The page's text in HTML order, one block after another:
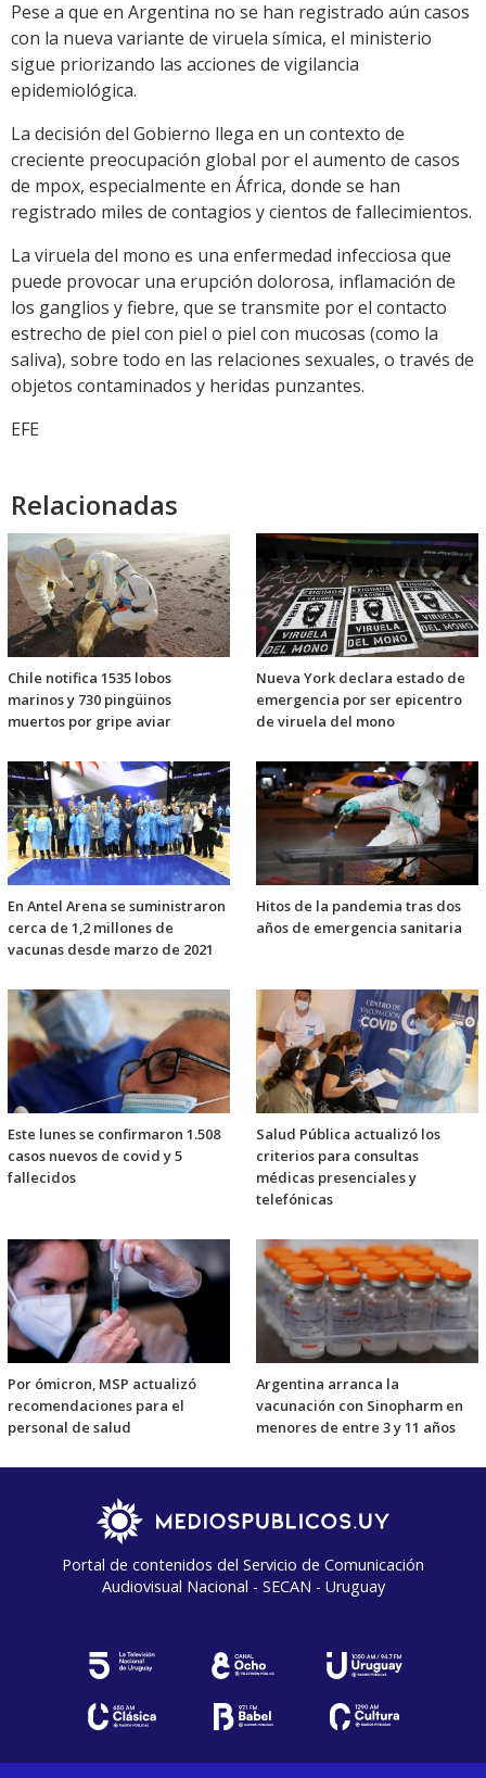
Pese a que en Argentina no se han registrado aún casos
con la nueva variante de viruela símica, el ministerio
sigue priorizando las acciones de vigilancia
epidemiológica.
La decisión del Gobierno llega en un contexto de
creciente preocupación global por el aumento de casos
de mpox, especialmente en África, donde se han
registrado miles de contagios y cientos de fallecimientos.
La viruela del mono es una enfermedad infecciosa que
puede provocar una erupción dolorosa, inflamación de
los ganglios y fiebre, que se transmite por el contacto
estrecho de piel con piel o piel con mucosas (como la
saliva), sobre todo en las relaciones sexuales, o través de
objetos contaminados y heridas punzantes.
EFE
Relacionadas
Chile notifica 1535 lobos
marinos y 730 pingüinos
muertos por gripe aviar
Nueva York declara estado de
emergencia por ser epicentro
de viruela del mono
En Antel Arena se suministraron
cerca de 1,2 millones de
vacunas desde marzo de 2021
Hitos de la pandemia tras dos
años de emergencia sanitaria
Este lunes se confirmaron 1.508
casos nuevos de covid y 5
fallecidos
Salud Pública actualizó los
criterios para consultas
médicas presenciales y
telefónicas
Por ómicron, MSP actualizó
recomendaciones para el
personal de salud
Argentina arranca la
vacunación con Sinopharm en
menores de entre 3 y 11 años
Portal de contenidos del Servicio de Comunicación
Audiovisual Nacional - SECAN - Uruguay